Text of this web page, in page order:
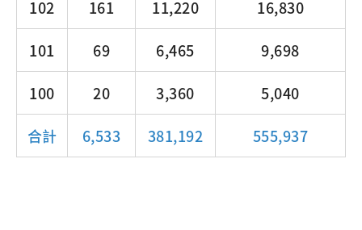
102 161 11,220 16,830
101 69 6,465 9,698
100 20 3,360 5,040
合計 6,533 381,192 555,937